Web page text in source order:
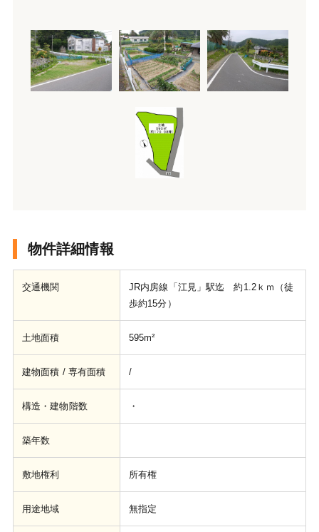
物件詳細情報
交通機関
JR内房線「江見」駅迄 約1.2ｋｍ（徒
歩約15分）
土地面積 595m²
建物面積 / 専有面積 /
構造・建物階数 ・
築年数
敷地権利 所有権
用途地域 無指定